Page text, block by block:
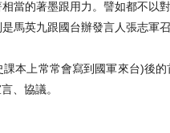
的著墨跟用力。譬如都不以
英九跟國台辦發言人張志軍
上常常會寫到國軍來台)後
、協議。